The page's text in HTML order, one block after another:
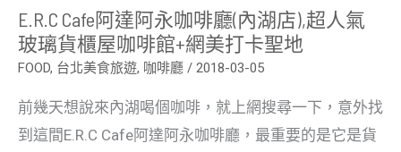
E.R.C Cafe阿達阿永咖啡廳(內湖店),超人氣
玻璃貨櫃屋咖啡館+網美打卡聖地
FOOD, 台北美食旅遊, 咖啡廳 / 2018-03-05
前幾天想說來內湖喝個咖啡，就上網搜尋一下，意外找
到這間E.R.C Cafe阿達阿永咖啡廳，最重要的是它是貨
咖
啡
館
+網
打
卡
聖
地